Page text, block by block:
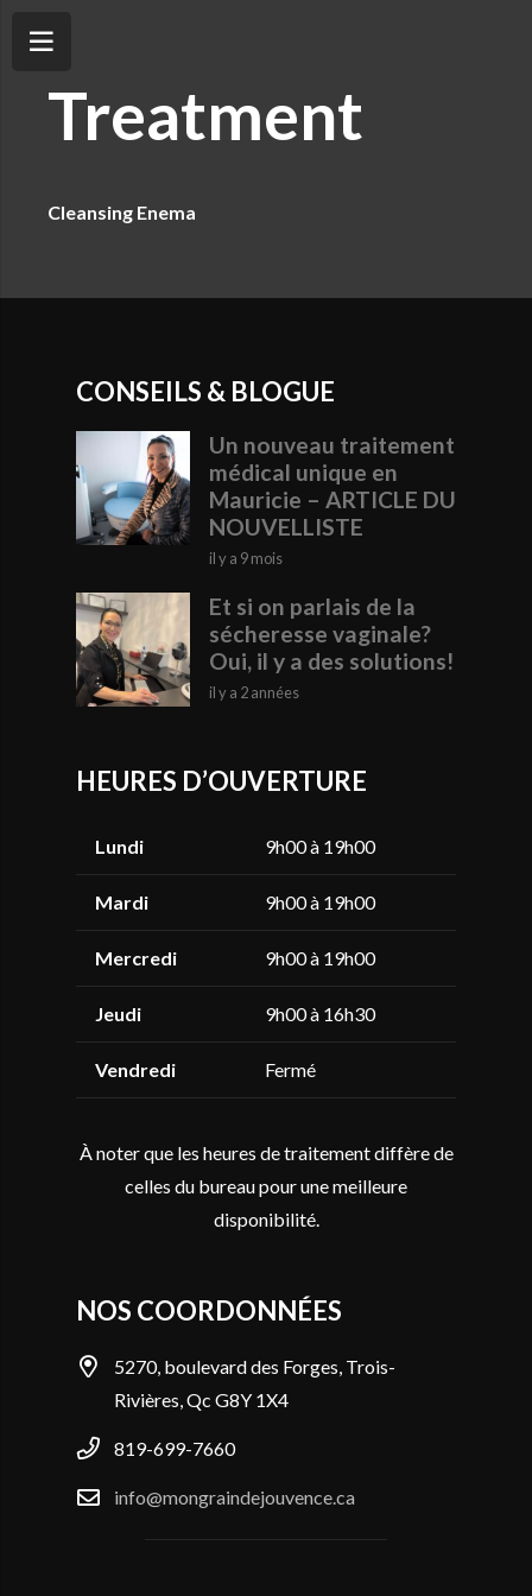
Treatment
Cleansing Enema
CONSEILS & BLOGUE
Un nouveau traitement
médical unique en
Mauricie – ARTICLE DU
NOUVELLISTE
il y a 9 mois
Et si on parlais de la
sécheresse vaginale?
Oui, il y a des solutions!
il y a 2 années
HEURES D’OUVERTURE
Lundi 9h00 à 19h00
Mardi 9h00 à 19h00
Mercredi 9h00 à 19h00
Jeudi 9h00 à 16h30
Vendredi Fermé
À noter que les heures de traitement diffère de
celles du bureau pour une meilleure
disponibilité.
NOS COORDONNÉES
5270, boulevard des Forges, Trois-
Rivières, Qc G8Y 1X4
819-699-7660
info@mongraindejouvence.ca